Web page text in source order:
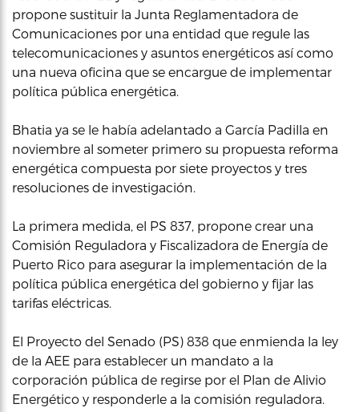
propone sustituir la Junta Reglamentadora de
Comunicaciones por una entidad que regule las
telecomunicaciones y asuntos energéticos así como
una nueva oficina que se encargue de implementar
política pública energética.
Bhatia ya se le había adelantado a García Padilla en
noviembre al someter primero su propuesta reforma
energética compuesta por siete proyectos y tres
resoluciones de investigación.
La primera medida, el PS 837, propone crear una
Comisión Reguladora y Fiscalizadora de Energía de
Puerto Rico para asegurar la implementación de la
política pública energética del gobierno y fijar las
tarifas eléctricas.
El Proyecto del Senado (PS) 838 que enmienda la ley
de la AEE para establecer un mandato a la
corporación pública de regirse por el Plan de Alivio
Energético y responderle a la comisión reguladora.